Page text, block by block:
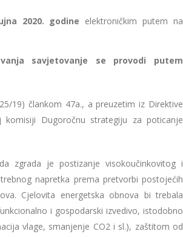
2020. godine elektroničkim putem na
savjetovanje se provodi putem
19) člankom 47a., a preuzetim iz Direktive
komisiji Dugoročnu strategiju za poticanje
zgrada je postizanje visokoučinkovitog i
napretka prema pretvorbi postojećih
Cjelovita energetska obnova bi trebala
i gospodarski izvedivo, istodobno
vlage, smanjenje CO2 i sl.), zaštitom od